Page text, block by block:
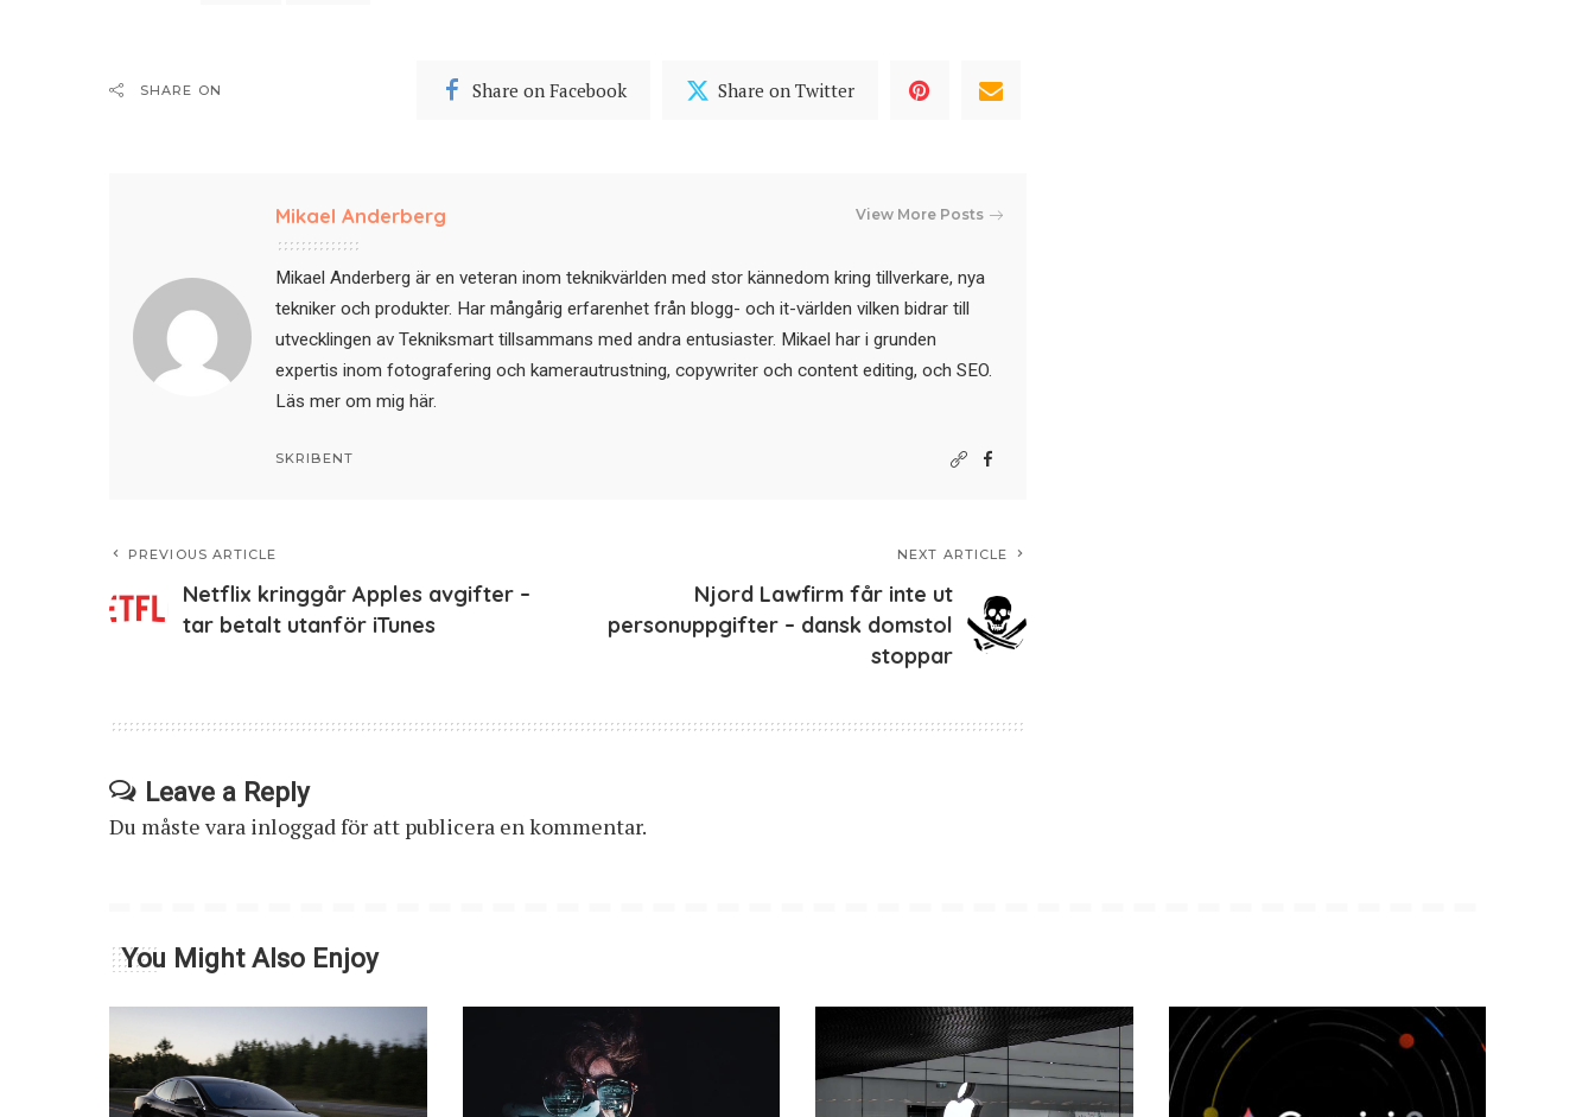
SHARE ON Share on Facebook Share on Twitter
Mikael Anderberg View More Posts
Mikael Anderberg är en veteran inom teknikvärlden med stor kännedom kring tillverkare, nya
tekniker och produkter. Har mångårig erfarenhet från blogg- och it-världen vilken bidrar till
utvecklingen av Tekniksmart tillsammans med andra entusiaster. Mikael har i grunden
expertis inom fotografering och kamerautrustning, copywriter och content editing, och SEO.
Läs mer om mig här.
SKRIBENT
PREVIOUS ARTICLE
Netflix kringgår Apples avgifter –
tar betalt utanför iTunes
NEXT ARTICLE
Njord Lawfirm får inte ut
personuppgifter – dansk domstol
stoppar
Leave a Reply
Du måste vara inloggadför att publicera en kommentar.
You Might Also Enjoy